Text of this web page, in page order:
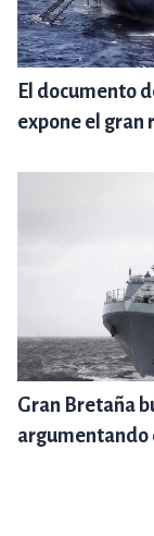
El documento
expone el gran
Gran Bretaña
argumentando